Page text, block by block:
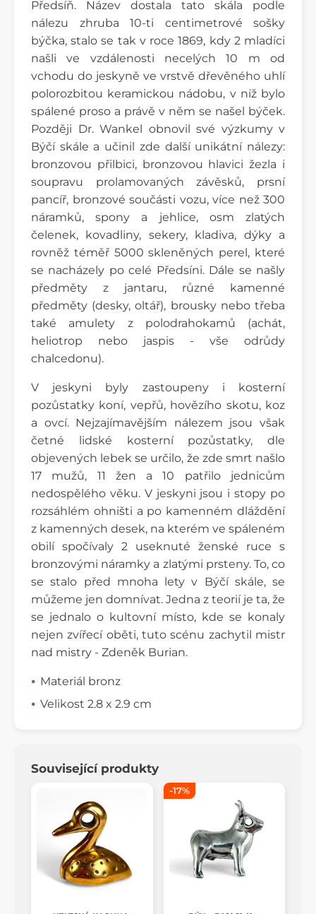
Předsíň. Název dostala tato skála podle
nálezu zhruba 10-ti centimetrové sošky
býčka, stalo se tak v roce 1869, kdy 2 mladíci
našli ve vzdálenosti necelých 10 m od
vchodu do jeskyně ve vrstvě dřevěného uhlí
polorozbitou keramickou nádobu, v níž bylo
spálené proso a právě v něm se našel býček.
Později Dr. Wankel obnovil své výzkumy v
Býčí skále a učinil zde další unikátní nálezy:
bronzovou přilbici, bronzovou hlavici žezla i
soupravu prolamovaných závěsků, prsní
pancíř, bronzové součásti vozu, více než 300
náramků, spony a jehlice, osm zlatých
čelenek, kovadliny, sekery, kladiva, dýky a
rovněž téměř 5000 skleněných perel, které
se nacházely po celé Předsíni. Dále se našly
předměty z jantaru, různé kamenné
předměty (desky, oltář), brousky nebo třeba
také amulety z polodrahokamů (achát,
heliotrop nebo jaspis - vše odrůdy
chalcedonu).
V jeskyni byly zastoupeny i kosterní
pozůstatky koní, vepřů, hovězího skotu, koz
a ovcí. Nejzajímavějším nálezem jsou však
četné lidské kosterní pozůstatky, dle
objevených lebek se určilo, že zde smrt našlo
17 mužů, 11 žen a 10 patřilo jednicům
nedospělého věku. V jeskyni jsou i stopy po
rozsáhlém ohništi a po kamenném dláždění
z kamenných desek, na kterém ve spáleném
obilí spočívaly 2 useknuté ženské ruce s
bronzovými náramky a zlatými prsteny. To, co
se stalo před mnoha lety v Býčí skále, se
můžeme jen domnívat. Jedna z teorií je ta, že
se jednalo o kultovní místo, kde se konaly
nejen zvířecí oběti, tuto scénu zachytil mistr
nad mistry - Zdeněk Burian.
Materiál bronz
Velikost 2.8 x 2.9 cm
Související produkty
-17%